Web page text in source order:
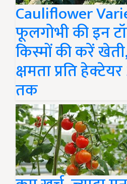
Cauliflower
फूलगोभी की इन
किस्मों की करें
क्षमता प्रति
तक